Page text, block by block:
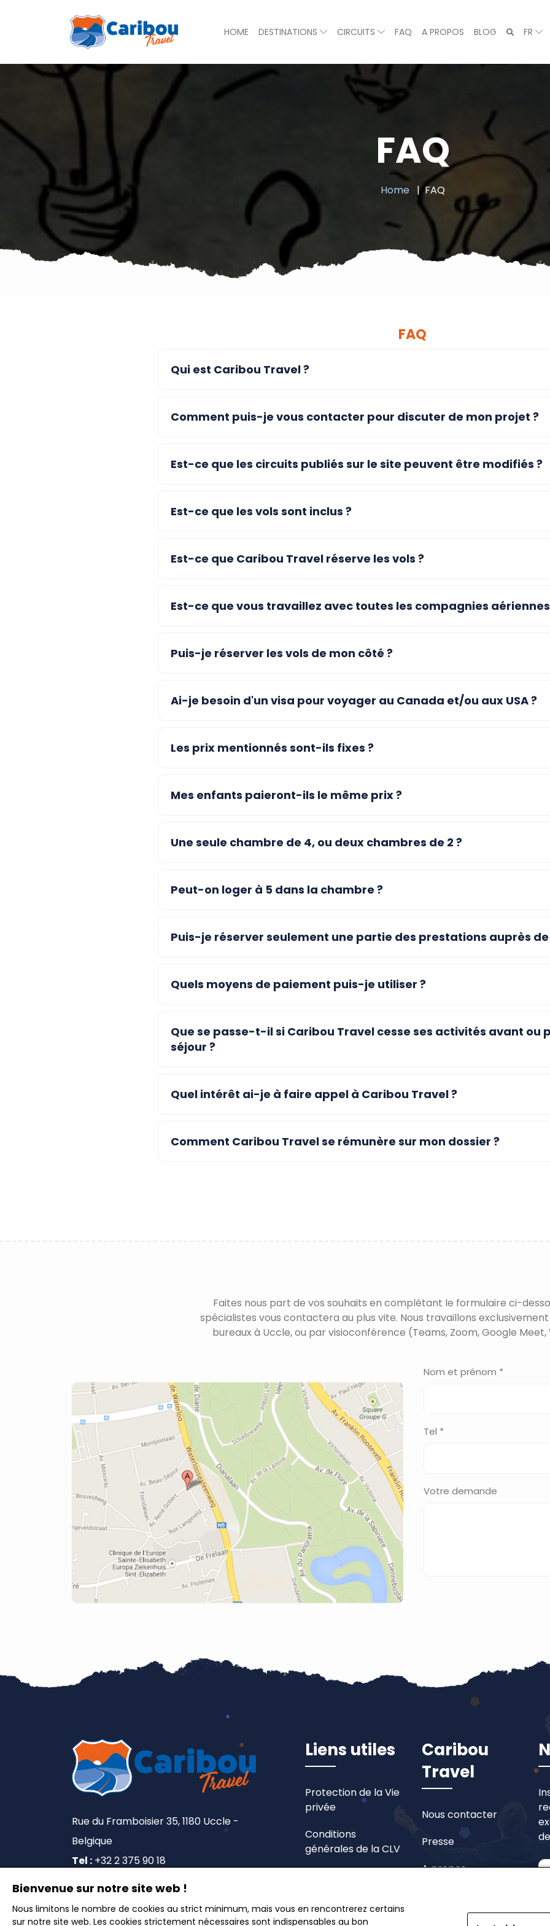
HOME DESTINATIONS CIRCUITS FAQ A PROPOS BLOG FR
FAQ
Home FAQ
FAQ
Qui est Caribou Travel ?
Comment puis-je vous contacter pour discuter de mon projet ?
Est-ce que les circuits publiés sur le site peuvent être modifiés ?
Est-ce que les vols sont inclus ?
Est-ce que Caribou Travel réserve les vols ?
Est-ce que vous travaillez avec toutes les compagnies
Puis-je réserver les vols de mon côté ?
Ai-je besoin d'un visa pour voyager au Canada et/ou aux USA ?
Les prix mentionnés sont-ils fixes ?
Mes enfants paieront-ils le même prix ?
Une seule chambre de 4, ou deux chambres de 2 ?
Peut-on loger à 5 dans la chambre ?
Puis-je réserver seulement une partie des prestations auprès
Quels moyens de paiement puis-je utiliser ?
Que se passe-t-il si Caribou Travel cesse ses activités avant ou
séjour ?
Quel intérêt ai-je à faire appel à Caribou Travel ?
Comment Caribou Travel se rémunère sur mon dossier ?
Faites nous part de vos souhaits en complétant le formulaire ci-
spécialistes vous contactera au plus vite. Nous travaillons exclusivement
bureaux à Uccle, ou par visioconférence (Teams, Zoom, Google Meet,
Nom et prénom *
Tel *
Votre demande
Rue du Framboisier 35, 1180 Uccle -
Belgique
Tel : +32 2 375 90 18
Liens utiles
Protection de la Vie
privée
Conditions
générales de la CLV
Caribou
Travel
Nous contacter
Presse
A propos
Bienvenue sur notre site web !
Nous limitons le nombre de cookies au strict minimum, mais vous en rencontrerez certains
sur notre site web. Les cookies strictement nécessaires sont indispensables au bon